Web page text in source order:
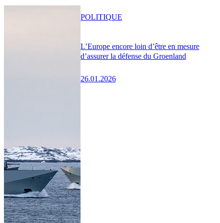
L’Europe encore loin d’être en mesure
d’assurer la défense du Groenland
26.01.2026
POLITIQUE